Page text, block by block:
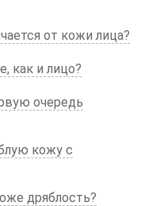
от кожи лица?
как и лицо?
очередь
кожу с
дряблость?